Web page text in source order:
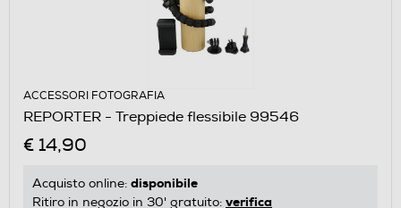
ACCESSORI FOTOGRAFIA
REPORTER - Treppiede flessibile 99546
€ 14,90
Acquisto online: disponibile
Ritiro in negozio in 30' gratuito: verifica